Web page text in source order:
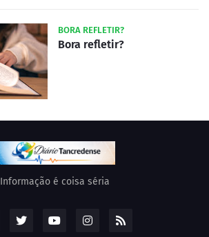
BORA REFLETIR?
Bora refletir?
Informação é coisa séria